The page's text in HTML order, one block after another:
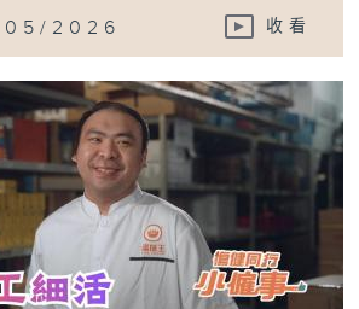
2026 收看